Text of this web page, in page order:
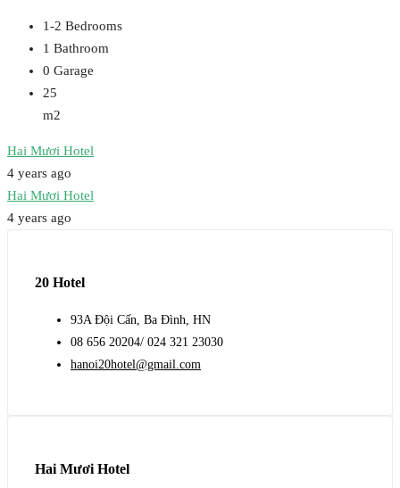
1-2 Bedrooms
1 Bathroom
0 Garage
25
m2
Hai Mươi Hotel
4 years ago
Hai Mươi Hotel
4 years ago
20 Hotel
93A Đội Cấn, Ba Đình, HN
08 656 20204/ 024 321 23030
hanoi20hotel@gmail.com
Hai Mươi Hotel